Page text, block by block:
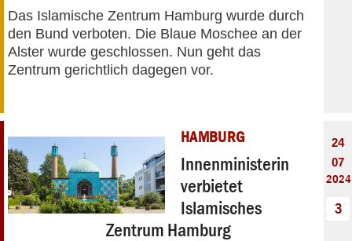
Das Islamische Zentrum Hamburg wurde durch
den Bund verboten. Die Blaue Moschee an der
Alster wurde geschlossen. Nun geht das
Zentrum gerichtlich dagegen vor.
HAMBURG
Innenministerin
verbietet
Islamisches
Zentrum Hamburg
24
07
2024
3